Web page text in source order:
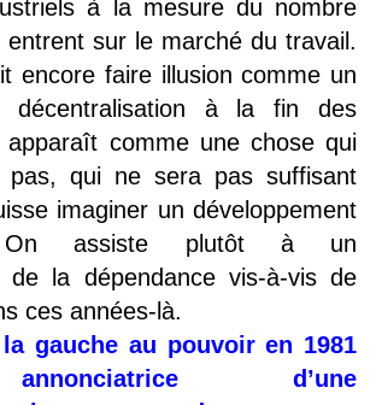
à la mesure du nombre
entrent sur le marché du travail.
encore faire illusion comme un
décentralisation à la fin des
apparaît comme une chose qui
pas, qui ne sera pas suffisant
imaginer un développement
On assiste plutôt à un
de la dépendance vis-à-vis de
ces années-là.
la gauche au pouvoir en 1981
d’une